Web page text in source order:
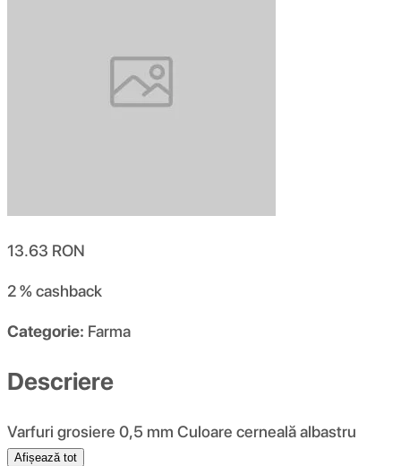
13.63 RON
2 %cashback
Categorie: Farma
Descriere
Varfuri grosiere 0,5 mm Culoare cerneală albastru
Afișează tot